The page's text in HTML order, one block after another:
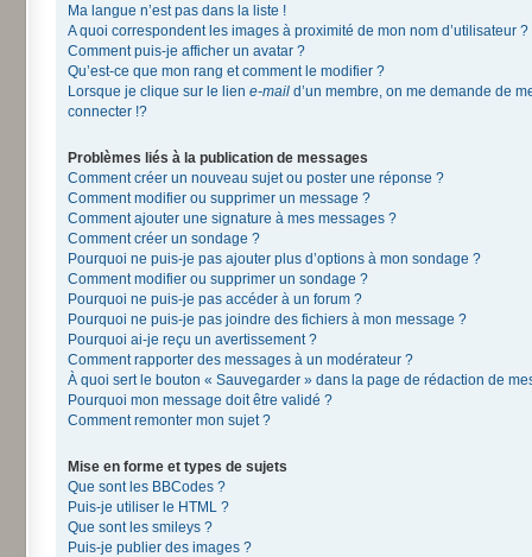
Ma langue n’est pas dans la liste !
A quoi correspondent les images à proximité de mon nom d’utilisateur ?
Comment puis-je afficher un avatar ?
Qu’est-ce que mon rang et comment le modifier ?
Lorsque je clique sur le lien e-mail d’un membre, on me demande de
connecter !?
Problèmes liés à la publication de messages
Comment créer un nouveau sujet ou poster une réponse ?
Comment modifier ou supprimer un message ?
Comment ajouter une signature à mes messages ?
Comment créer un sondage ?
Pourquoi ne puis-je pas ajouter plus d’options à mon sondage ?
Comment modifier ou supprimer un sondage ?
Pourquoi ne puis-je pas accéder à un forum ?
Pourquoi ne puis-je pas joindre des fichiers à mon message ?
Pourquoi ai-je reçu un avertissement ?
Comment rapporter des messages à un modérateur ?
À quoi sert le bouton « Sauvegarder » dans la page de rédaction de
Pourquoi mon message doit être validé ?
Comment remonter mon sujet ?
Mise en forme et types de sujets
Que sont les BBCodes ?
Puis-je utiliser le HTML ?
Que sont les smileys ?
Puis-je publier des images ?